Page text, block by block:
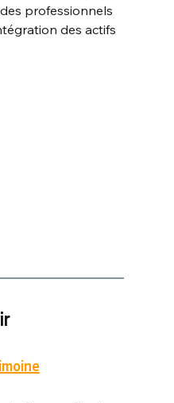
professionnels
des actifs